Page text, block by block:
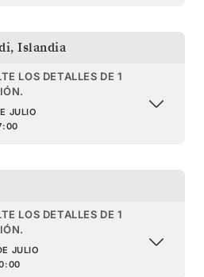
, Islandia
LOS DETALLES DE 1
JULIO
LOS DETALLES DE 1
JULIO